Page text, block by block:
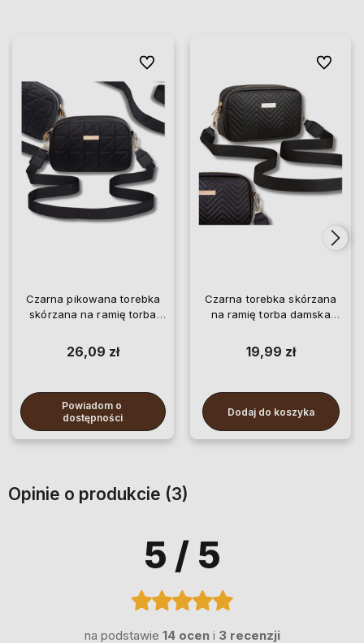
Czarna pikowana torebka
skórzana na ramię torba
26,09 zł
Powiadom o
dostępności
Do ulubionych
Czarna torebka skórzana
na ramię torba damska
19,99 zł
Dodaj do koszyka
Do
Opinie o produkcie (3)
5 / 5
na podstawie 14 oceni 3 recenzji